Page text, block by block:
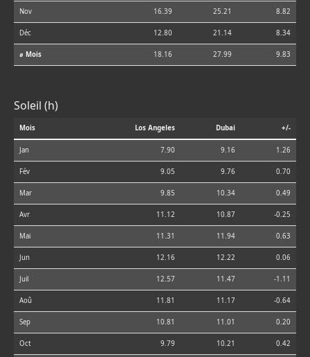
Nov 16.39 25.21 8.82
Déc 12.80 21.14 8.34
⌀ Mois 18.16 27.99 9.83
Soleil (h)
Mois Los Angeles Dubai +/-
Jan 7.90 9.16 1.26
Fév 9.05 9.76 0.70
Mar 9.85 10.34 0.49
Avr 11.12 10.87 -0.25
Mai 11.31 11.94 0.63
Jun 12.16 12.22 0.06
Juil 12.57 11.47 -1.11
Aoû 11.81 11.17 -0.64
Sep 10.81 11.01 0.20
Oct 9.79 10.21 0.42